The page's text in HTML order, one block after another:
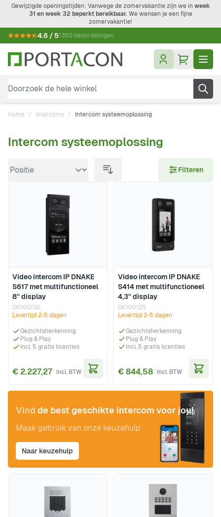
Ga naar de inhoud
Gewijzigde openingstijden: Vanwege de zomervakantie zijn we in week
31 en week 32 beperkt bereikbaar.We wensen je een fijne
zomervakantie!
4.6 / 51350 beoordelingen
Doorzoek de hele winkel
Home / Intercoms / Intercom systeemoplossing
Doorgaan naar productlijst
Intercom systeemoplossing
Filteren
Video intercom IP DNAKE
S617 met multifunctioneel
8'' display
DK100130
Levertijd 2-5 dagen
Gezichtsherkenning
Plug & Play
Incl. 5 gratis licenties
€ 2.227,27
Video intercom IP DNAKE
S414 met multifunctioneel
4,3'' display
DK100125
Levertijd 2-5 dagen
Gezichtsherkenning
Plug & Play
Incl. 5 gratis licenties
€ 844,58
Vind de best geschikte intercom voor jou!
Maak gebruik van onze keuzehulp
Naar keuzehulp